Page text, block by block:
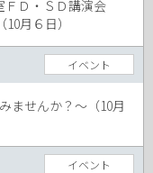
ＦＤ・ＳＤ講演会
月６日）
ませんか？～（10月
イベント
イベント